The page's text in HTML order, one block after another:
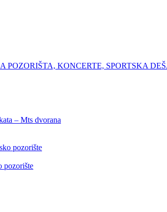
– Mts dvorana
pozorište
pozorište